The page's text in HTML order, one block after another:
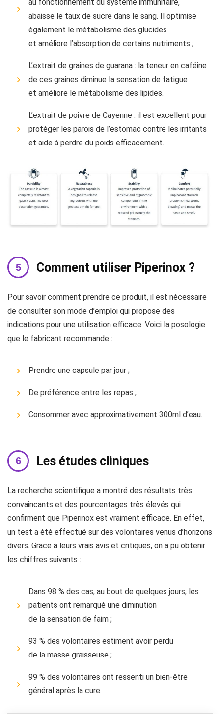
au fonctionnement du système immunitaire,
abaisse le taux de sucre dans le sang. Il optimise
également le métabolisme des glucides
et améliore l’absorption de certains nutriments ;
L’extrait de graines de guarana : la teneur en caféine
de ces graines diminue la sensation de fatigue
et améliore le métabolisme des lipides.
L’extrait de poivre de Cayenne : il est excellent pour
protéger les parois de l’estomac contre les irritants
et aide à perdre du poids efficacement.
Comment utiliser Piperinox ?
Pour savoir comment prendre ce produit, il est nécessaire
de consulter son mode d’emploi qui propose des
indications pour une utilisation efficace. Voici la posologie
que le fabricant recommande :
Prendre une capsule par jour ;
De préférence entre les repas ;
Consommer avec approximativement 300ml d’eau.
Les études cliniques
La recherche scientifique a montré des résultats très
convaincants et des pourcentages très élevés qui
confirment que Piperinox est vraiment efficace. En effet,
un test a été effectué sur des volontaires venus d’horizons
divers. Grâce à leurs vrais avis et critiques, on a pu obtenir
les chiffres suivants :
Dans 98 % des cas, au bout de quelques jours, les
patients ont remarqué une diminution
de la sensation de faim ;
93 % des volontaires estiment avoir perdu
de la masse graisseuse ;
99 % des volontaires ont ressenti un bien-être
général après la cure.